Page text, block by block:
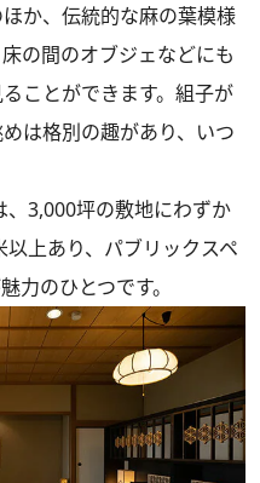
か、伝統的な麻の葉模様
の間のオブジェなどにも
ことができます。組子が
は格別の趣があり、いつ
3,000坪の敷地にわずか
上あり、パブリックスペ
力のひとつです。